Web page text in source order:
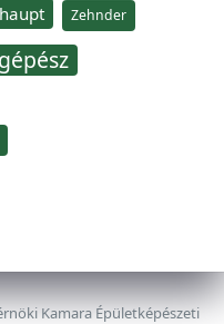
Zehnder
Kamara Épületképészeti